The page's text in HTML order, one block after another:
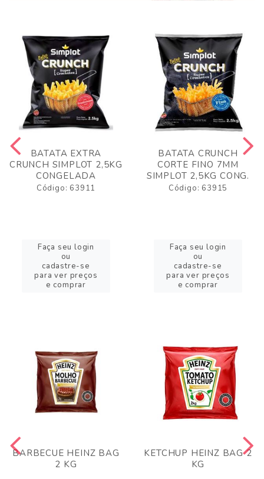
BATATA EXTRA
CRUNCH SIMPLOT 2,5KG
CONGELADA
Código: 63911
Faça seu login
ou
cadastre-se
para ver preços
e comprar
BATATA CRUNCH
CORTE FINO 7MM
SIMPLOT 2,5KG CONG.
Código: 63915
Faça seu login
ou
cadastre-se
para ver preços
e comprar
BARBECUE HEINZ BAG
2 KG
KETCHUP HEINZ BAG 2
KG